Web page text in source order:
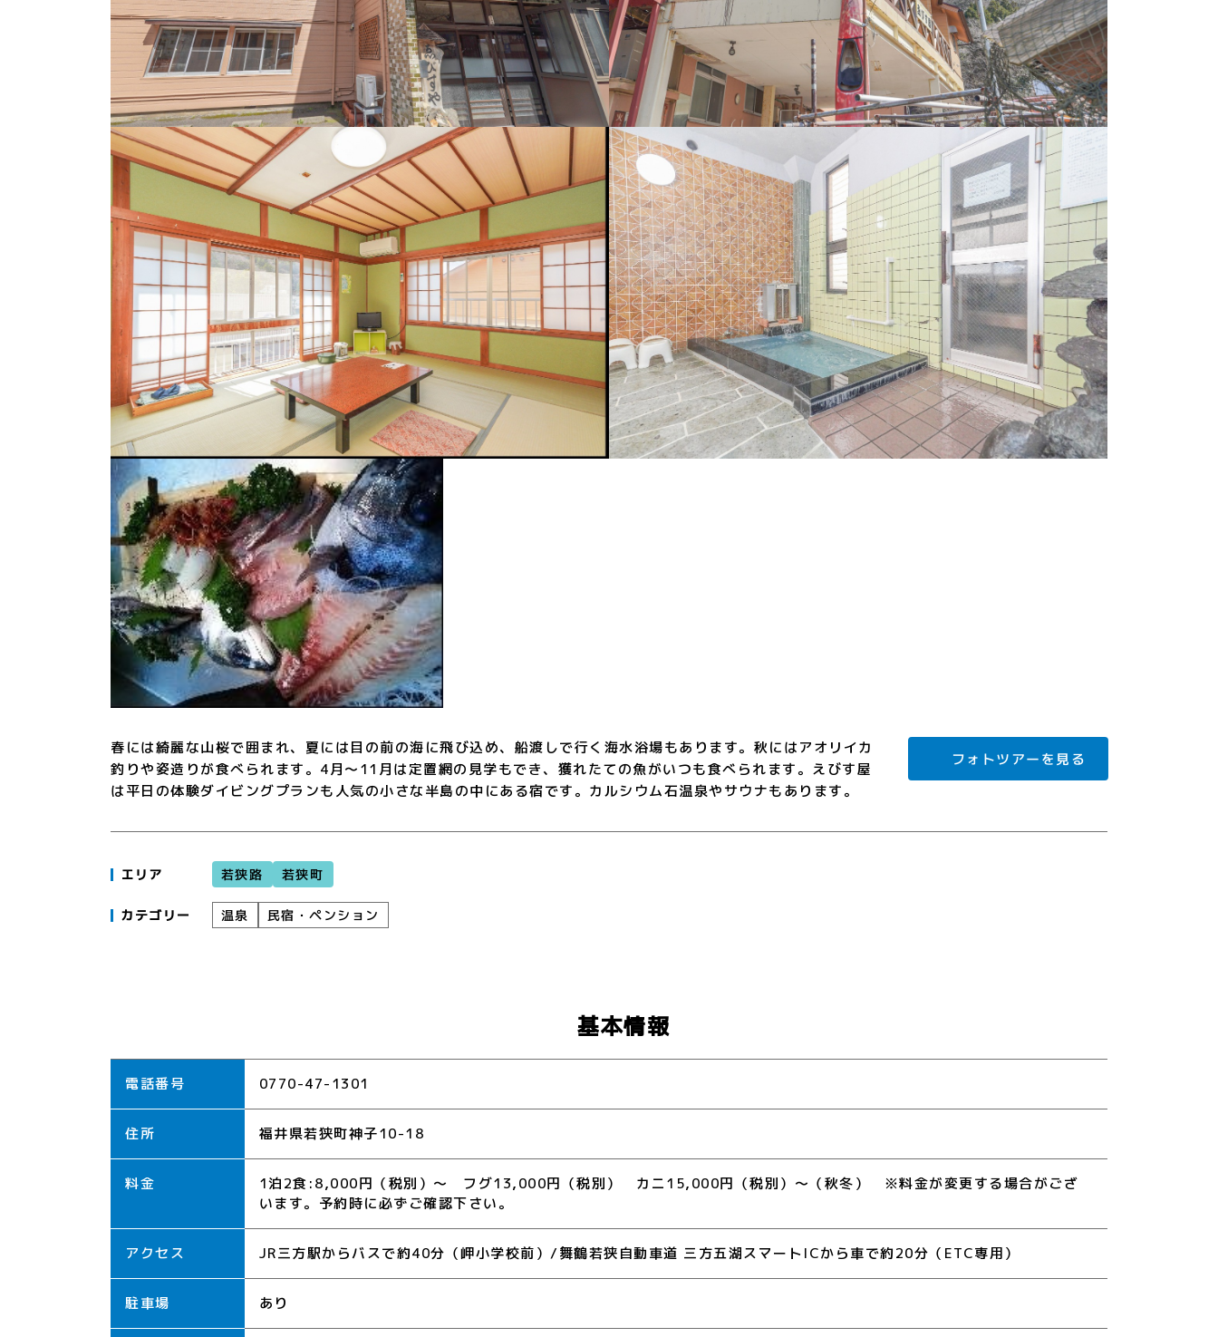
春には綺麗な山桜で囲まれ、夏には目の前の海に飛び込め、船渡しで行く海水浴場もあります。秋にはアオリイカ
釣りや姿造りが食べられます。4月～11月は定置網の見学もでき、獲れたての魚がいつも食べられます。えびす屋
は平日の体験ダイビングプランも人気の小さな半島の中にある宿です。カルシウム石温泉やサウナもあります。
フォトツアーを見る
エリア 若狭路 若狭町
カテゴリー 温泉 民宿・ペンション
基本情報
電話番号 0770-47-1301
住所 福井県若狭町神子10-18
料金
1泊2食:8,000円（税別）～ フグ13,000円（税別） カニ15,000円（税別）～（秋冬） ※料金が変更する場合がござ
います。予約時に必ずご確認下さい。
アクセス JR三方駅からバスで約40分（岬小学校前）/舞鶴若狭自動車道 三方五湖スマートICから車で約20分（ETC専用）
駐車場 あり